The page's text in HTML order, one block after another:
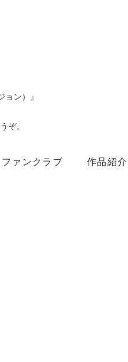
ン）』
ぞ。
ファンクラブ 作品紹介